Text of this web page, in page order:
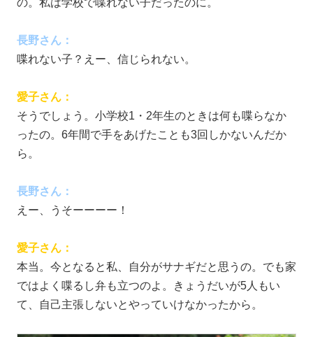
の。私は学校で喋れない子だったのに。
長野さん：
喋れない子？えー、信じられない。
愛子さん：
そうでしょう。小学校1・2年生のときは何も喋らなか
ったの。6年間で手をあげたことも3回しかないんだか
ら。
長野さん：
えー、うそーーーー！
愛子さん：
本当。今となると私、自分がサナギだと思うの。でも家
ではよく喋るし弁も立つのよ。きょうだいが5人もい
て、自己主張しないとやっていけなかったから。